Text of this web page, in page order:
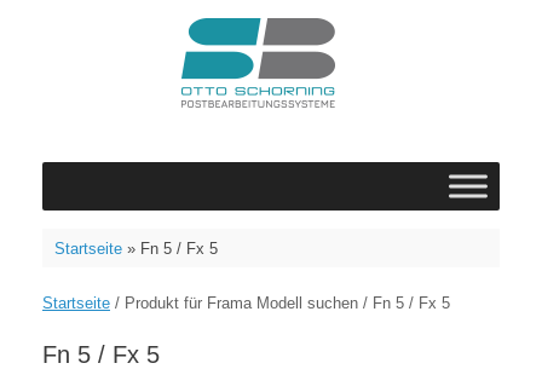
Startseite» Fn 5 / Fx 5
Startseite / Produkt für Frama Modell suchen / Fn 5 / Fx 5
Fn 5 / Fx 5